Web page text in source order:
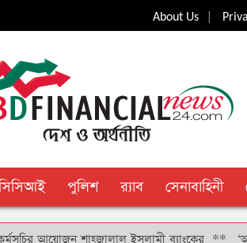
About Us|
পুলিশ র‍্যাব সেনাবাহিনী
আয়োজন শাহ্জালাল ইসলামী ব্যাংকের**‘অ্যাড